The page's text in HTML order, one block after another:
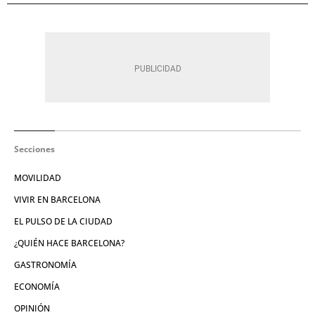
Secciones
MOVILIDAD
VIVIR EN BARCELONA
EL PULSO DE LA CIUDAD
¿QUIÉN HACE BARCELONA?
GASTRONOMÍA
ECONOMÍA
OPINIÓN